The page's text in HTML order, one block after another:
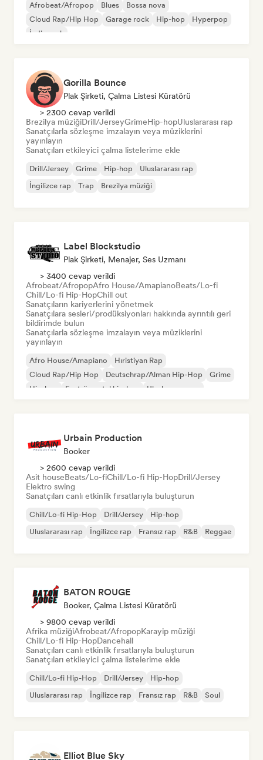
Afrobeat/Afropop Blues
Bossa nova
Cloud Rap/Hip Hop
Garage rock Hip-hop
Hyperpop
İndie rock
Gorilla Bounce
Plak Şirketi, Çalma Listesi Küratörü
> 2300 cevap verildi
Brezilya müziğiDrill/JerseyGrimeHip-hopUluslararası rap
Sanatçılarla sözleşme imzalayın veya müziklerini
yayınlayın
Sanatçıları etkileyici çalma listelerime ekle
Drill/Jersey Grime Hip-hop
Uluslararası rap
İngilizce rap
Trap Brezilya müziği
Label Blockstudio
Plak Şirketi, Menajer, Ses Uzmanı
> 3400 cevap verildi
Afrobeat/AfropopAfro House/AmapianoBeats/Lo-fi
Chill/Lo-fi Hip-HopChill out
Sanatçıların kariyerlerini yönetmek
Sanatçılara sesleri/prodüksiyonları hakkında ayrıntılı geri
bildirimde bulun
Sanatçılarla sözleşme imzalayın veya müziklerini
yayınlayın
Afro House/Amapiano
Hıristiyan Rap
Cloud Rap/Hip Hop
Deutschrap/Alman Hip-Hop
Grime
Hip-hop
Enstrümantal hip-hop Uluslararası rap
Urbain Production
Booker
> 2600 cevap verildi
Asit houseBeats/Lo-fiChill/Lo-fi Hip-HopDrill/Jersey
Elektro swing
Sanatçıları canlı etkinlik fırsatlarıyla buluşturun
Chill/Lo-fi Hip-Hop Drill/Jersey
Hip-hop
Uluslararası rap
İngilizce rap Fransız rap R&B Reggae
BATON ROUGE
Booker, Çalma Listesi Küratörü
> 9800 cevap verildi
Afrika müziğiAfrobeat/AfropopKarayip müziği
Chill/Lo-fi Hip-HopDancehall
Sanatçıları canlı etkinlik fırsatlarıyla buluşturun
Sanatçıları etkileyici çalma listelerime ekle
Chill/Lo-fi Hip-Hop Drill/Jersey
Hip-hop
Uluslararası rap
İngilizce rap Fransız rap R&B Soul
Elliot Blue Sky